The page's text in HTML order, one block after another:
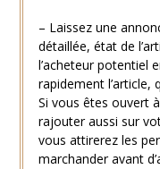
– Laissez une
détaillée, état de
l’acheteur potentiel
rapidement l’article,
Si vous êtes ouvert
rajouter aussi sur
vous attirerez les
marchander avant